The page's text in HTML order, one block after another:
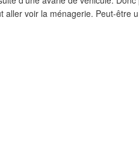
aller voir la ménagerie. Peut-être